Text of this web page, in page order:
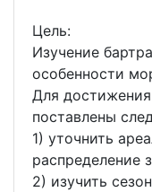
Цель:
Изучение
особенности
Для
поставлены
1) уточнить
распределение
2) изучить